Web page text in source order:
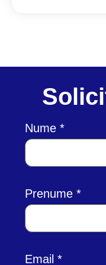
Nume
Prenume
Email